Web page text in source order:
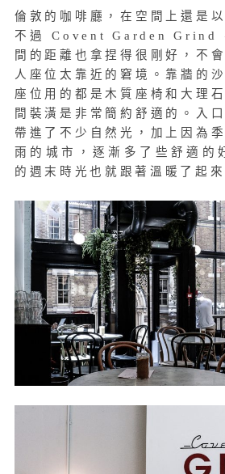
倫敦的咖啡廳，在空間上還是
不過 Covent Garden Grind
間的距離也拿捏得很剛好，不
人座位太靠近的窘境。靠牆的
座位用的都是木質座椅和大理
間裝潢是非常簡約舒適的。入
帶進了不少自然光，加上因為
雨的城市，逐漸多了些舒適
的週末時光也就跟著溫暖了起來